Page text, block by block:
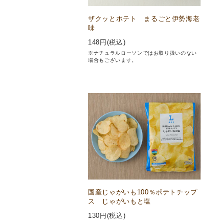
ザクッとポテト まるごと伊勢海老
味
148 円(税込)
※ナチュラルローソンではお取り扱いのない
場合もございます。
国産じゃがいも100％ポテトチップ
ス じゃがいもと塩
130 円(税込)